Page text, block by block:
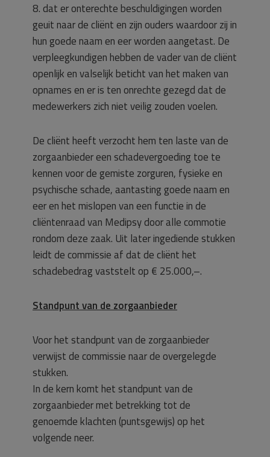
8. dat er onterechte beschuldigingen worden
geuit naar de cliënt en zijn ouders waardoor zij in
hun goede naam en eer worden aangetast. De
verpleegkundigen hebben de vader van de cliënt
openlijk en valselijk beticht van het maken van
opnames en er is ten onrechte gezegd dat de
medewerkers zich niet veilig zouden voelen.
De cliënt heeft verzocht hem ten laste van de
zorgaanbieder een schadevergoeding toe te
kennen voor de gemiste zorguren, fysieke en
psychische schade, aantasting goede naam en
eer en het mislopen van een functie in de
cliëntenraad van Medipsy door alle commotie
rondom deze zaak. Uit later ingediende stukken
leidt de commissie af dat de cliënt het
schadebedrag vaststelt op € 25.000,–.
Standpunt van de zorgaanbieder
Voor het standpunt van de zorgaanbieder
verwijst de commissie naar de overgelegde
stukken.
In de kern komt het standpunt van de
zorgaanbieder met betrekking tot de
genoemde klachten (puntsgewijs) op het
volgende neer.